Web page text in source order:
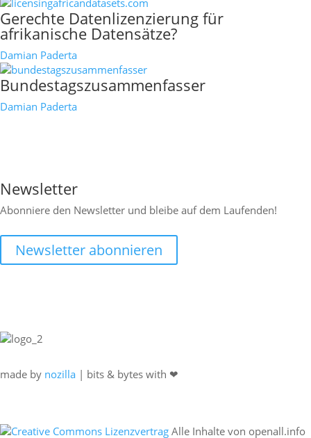
Gerechte Datenlizenzierung für
afrikanische Datensätze?
Damian Paderta
Bundestagszusammenfasser
Damian Paderta
Newsletter
Abonniere den Newsletter und bleibe auf dem Laufenden!
Newsletter abonnieren
made by nozilla | bits & bytes with ❤
Alle Inhalte von openall.info